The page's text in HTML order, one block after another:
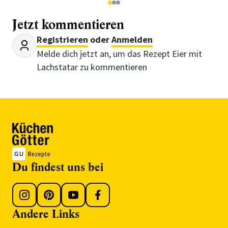
123
Jetzt kommentieren
Registrieren oderAnmelden
Melde dich jetzt an, um das Rezept Eier mit
Lachstatar zu kommentieren
Du findest uns bei
Andere Links